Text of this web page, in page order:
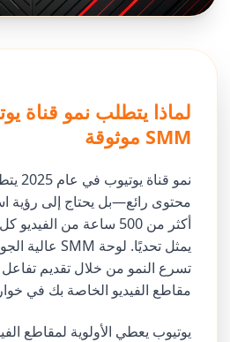
لماذا يتطلب نمو قناة
SMM موثوقة
نمو
محتوى رائع—بل يحتاج إلى رؤية
أكثر من 500 ساعة من
تسرع النمو من خلال تقديم
مقاطع الفيديو الخاصة بك في
يوتيوب يعطي الأولوية لمقاطع